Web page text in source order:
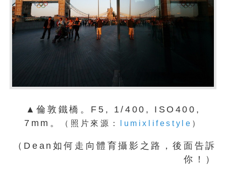
▲倫敦鐵橋。F5, 1/400, ISO400,
7mm。
（照片來源： lumixlifestyle ）
（Dean如何走向體育攝影之路，後面告訴
你！）